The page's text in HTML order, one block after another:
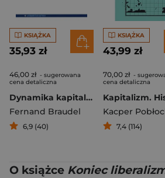
KSIĄŻKA
35,93 zł
46,00 zł - sugerowana
cena detaliczna
Dynamika kapitalizmu
Fernand Braudel
6,9 (40)
KSIĄŻKA
43,99 zł
70,00 zł -
cena detaliczna
Kacper
7,4 (114)
O książce Koniec